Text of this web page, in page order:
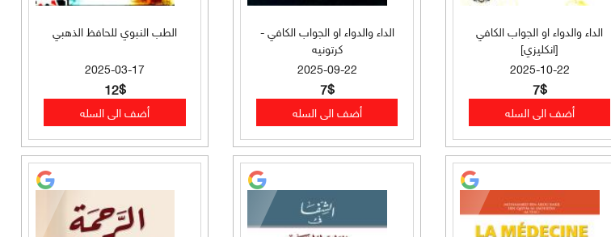
الداء والدواء او الجواب الكافي
[انكليزي]
2025-10-22
7$
الداء والدواء او الجواب الكافي -
كرتونيه
2025-09-22
7$
الطب النبوي للحافظ الذهبي
2025-03-17
12$